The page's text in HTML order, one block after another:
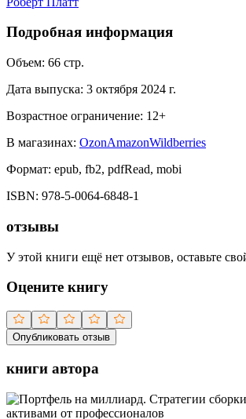
Подробная информация
Объем: 66 стр.
Дата выпуска: 3 октября 2024 г.
Возрастное ограничение: 12+
В магазинах: OzonAmazonWildberries
Формат: epub, fb2, pdfRead, mobi
ISBN: 978-5-0064-6848-1
отзывы
У этой книги ещё нет отзывов, оставьте
Оцените книгу
Опубликовать отзыв
книги автора